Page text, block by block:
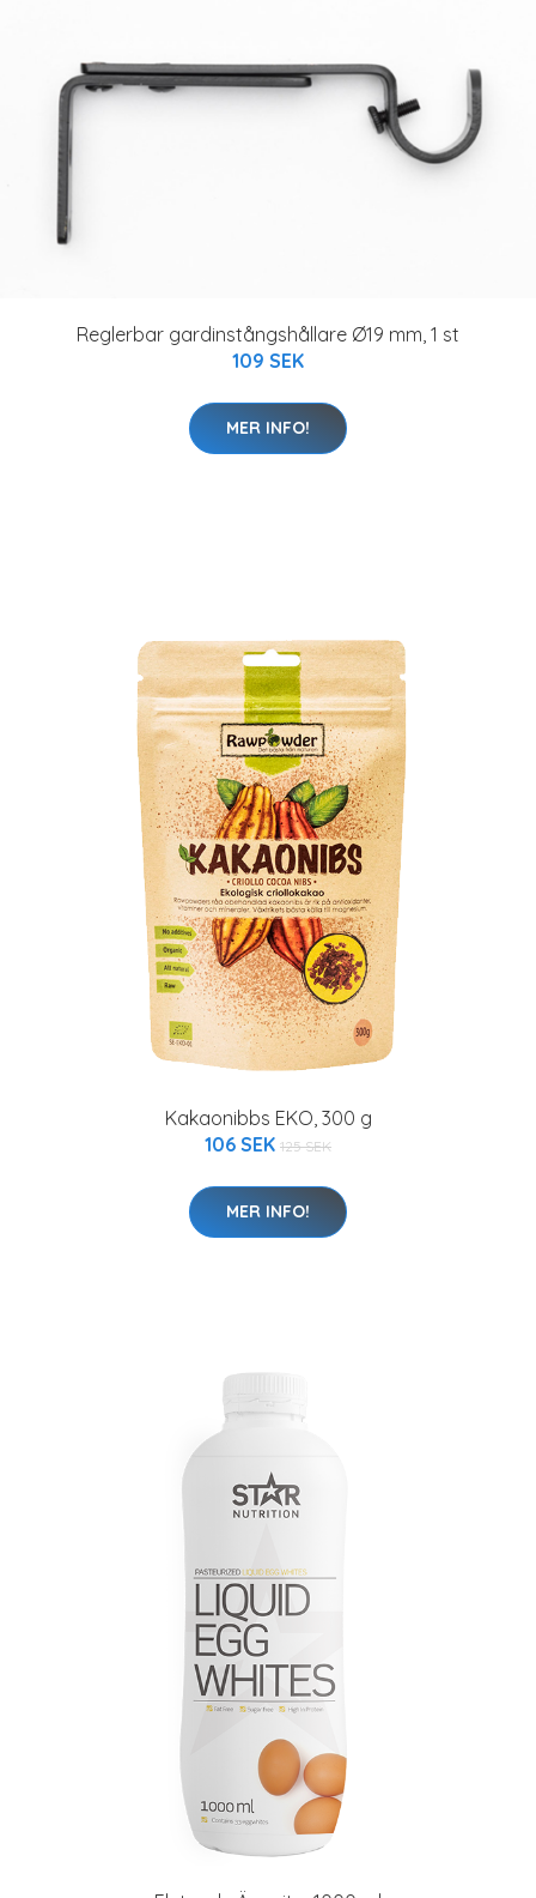
Reglerbar gardinstångshållare Ø19 mm, 1 st
109 SEK
MER INFO!
Kakaonibbs EKO, 300 g
106 SEK 125 SEK
MER INFO!